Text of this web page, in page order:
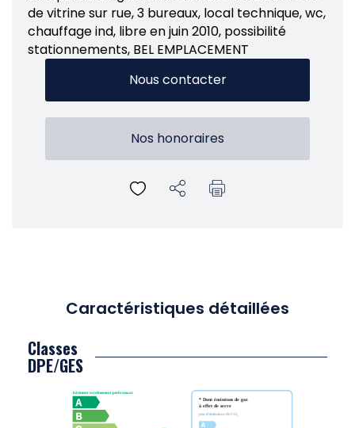
de vitrine sur rue, 3 bureaux, local technique, wc,
chauffage ind, libre en juin 2010, possibilité
stationnements, BEL EMPLACEMENT
Nous contacter
Nos honoraires
Caractéristiques détaillées
Classes
DPE/GES